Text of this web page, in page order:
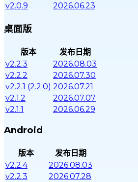
v2.0.9
2026.06.23
桌面版
版本
发布日期
v2.2.3
2026.08.03
v2.2.2
2026.07.30
v2.2.1 (2.2.0) 2026.07.21
v2.1.2
2026.07.07
v2.1.1
2026.06.29
Android
版本
发布日期
v2.2.4
2026.08.03
v2.2.3
2026.07.28